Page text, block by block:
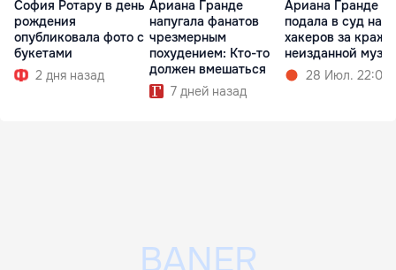
София Ротару в день
рождения
опубликовала фото с
букетами
2 дня назад
Ариана Гранде
напугала фанатов
чрезмерным
похудением: Кто-то
должен вмешаться
7 дней назад
Ариана Гранде
подала в суд на
хакеров за кражу
неизданной
28 Июл. 22:02